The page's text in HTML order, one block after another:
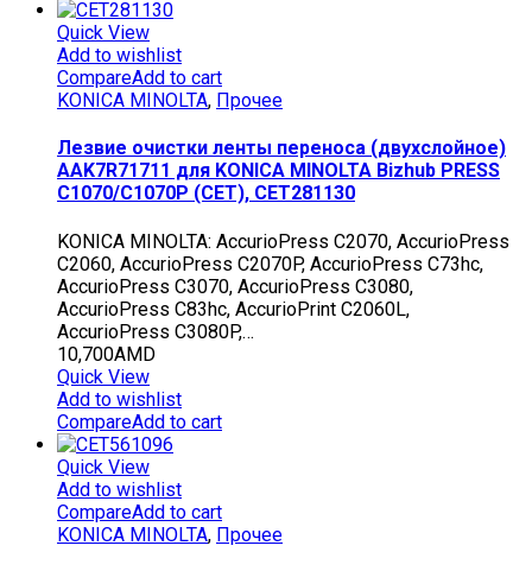
Quick View
Add to wishlist
CompareAdd to cart
KONICA MINOLTA, Прочее
Лезвие очистки ленты переноса (двухслойное)
AAK7R71711 для KONICA MINOLTA Bizhub PRESS
C1070/C1070P (CET), CET281130
KONICA MINOLTA: AccurioPress C2070, AccurioPress
C2060, AccurioPress C2070P, AccurioPress C73hc,
AccurioPress C3070, AccurioPress C3080,
AccurioPress C83hc, AccurioPrint C2060L,
AccurioPress C3080P,…
10,700AMD
Quick View
Add to wishlist
CompareAdd to cart
Quick View
Add to wishlist
CompareAdd to cart
KONICA MINOLTA, Прочее